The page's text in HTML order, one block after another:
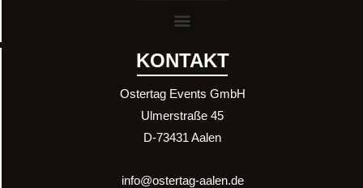
KONTAKT
Ostertag Events GmbH
Ulmerstraße 45
D-73431 Aalen
info@ostertag-aalen.de